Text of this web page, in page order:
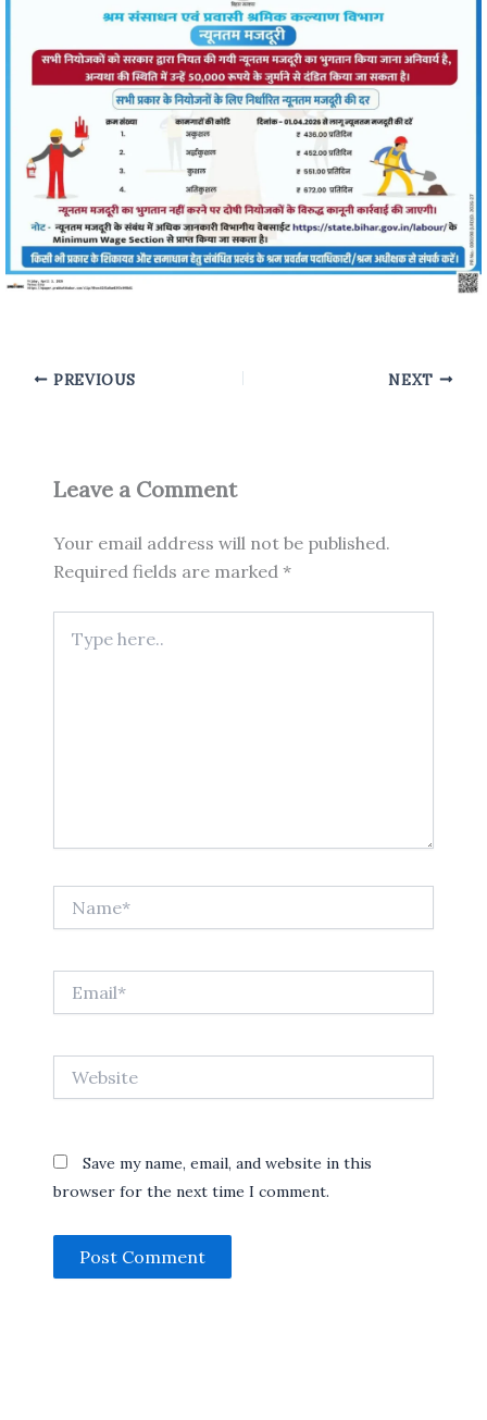
PREVIOUS NEXT
Leave a Comment
Your email address will not be published.
Required fields are marked *
here..
Save my name, email, and website in this
browser for the next time I comment.